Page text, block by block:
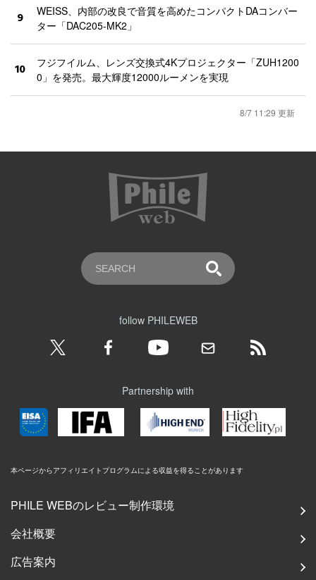
9
WEISS、内部の改良で音質を高めたコンパクトDAコンバー
ター「DAC205-MK2」
10
フジフイルム、レンズ交換式4Kプロジェクター「ZUH1200
0」を発売。最大輝度12000ルーメンを実現
8/7 11:29 更新
follow PHILEWEB
Partnership with
本ページからアフィリエイトプログラムによる収益を得ることがあります
PHILE WEBのレビュー制作環境
会社概要
広告案内